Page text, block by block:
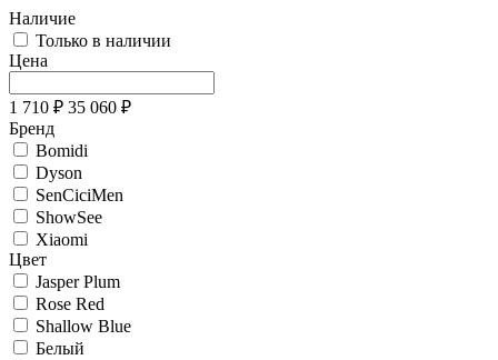
Наличие
Только в наличии
Цена
1 710 ₽ 35 060 ₽
Бренд
Bomidi
Dyson
SenCiciMen
ShowSee
Xiaomi
Цвет
Jasper Plum
Rose Red
Shallow Blue
Белый